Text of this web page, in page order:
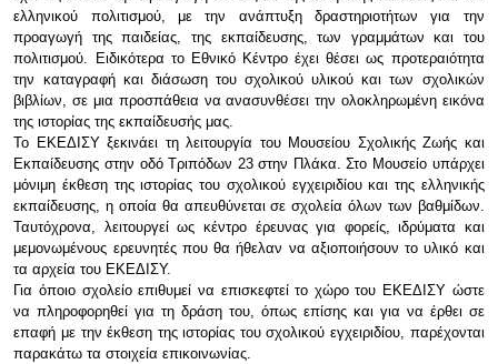
ελληνικού πολιτισμού, με την ανάπτυξη δραστηριοτήτων για την
προαγωγή της παιδείας, της εκπαίδευσης, των γραμμάτων και του
πολιτισμού. Ειδικότερα το Εθνικό Κέντρο έχει θέσει ως προτεραιότητα
την καταγραφή και διάσωση του σχολικού υλικού και των σχολικών
βιβλίων, σε μια προσπάθεια να ανασυνθέσει την ολοκληρωμένη εικόνα
της ιστορίας της εκπαίδευσής μας.
Το ΕΚΕΔΙΣΥ ξεκινάει τη λειτουργία του Μουσείου Σχολικής Ζωής και
Εκπαίδευσης στην οδό Τριπόδων 23 στην Πλάκα. Στο Μουσείο υπάρχει
μόνιμη έκθεση της ιστορίας του σχολικού εγχειριδίου και της ελληνικής
εκπαίδευσης, η οποία θα απευθύνεται σε σχολεία όλων των βαθμίδων.
Ταυτόχρονα, λειτουργεί ως κέντρο έρευνας για φορείς, ιδρύματα και
μεμονωμένους ερευνητές που θα ήθελαν να αξιοποιήσουν το υλικό και
τα αρχεία του ΕΚΕΔΙΣΥ.
Για όποιο σχολείο επιθυμεί να επισκεφτεί το χώρο του ΕΚΕΔΙΣΥ ώστε
να πληροφορηθεί για τη δράση του, όπως επίσης και για να έρθει σε
επαφή με την έκθεση της ιστορίας του σχολικού εγχειριδίου, παρέχονται
παρακάτω τα στοιχεία επικοινωνίας.